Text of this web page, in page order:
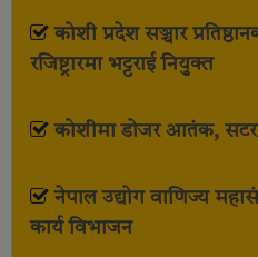
कोशी प्रदेश सञ्चार
रजिष्ट्रारमा भट्टराई नियुक्त
कोशीमा डोजर आतंक,
नेपाल उद्योग वाणिज्य
कार्य विभाजन